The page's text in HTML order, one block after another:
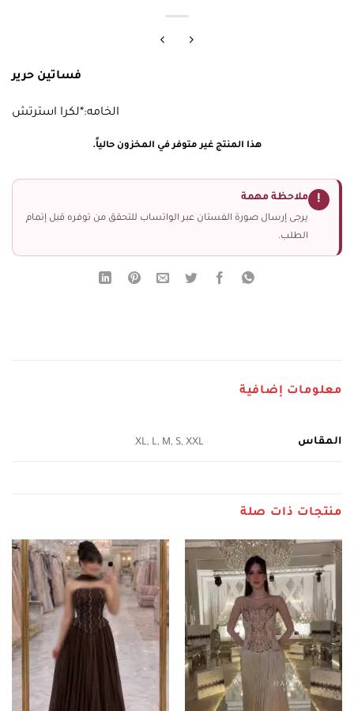
فساتين حرير
الخامه:*لكرا استرتش
هذا المنتج غير متوفر في المخزون حالياً.
! ملاحظة مهمة
يرجى إرسال صورة الفستان عبر الواتساب للتحقق من توفره قبل إتمام
الطلب.
معلومات إضافية
المقاس XL, L, M, S, XXL
منتجات ذات صلة